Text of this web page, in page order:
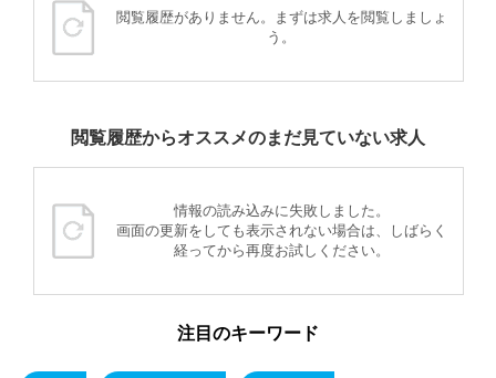
閲覧履歴がありません。まずは求人を閲覧しましょ
う。
閲覧履歴からオススメのまだ見ていない求人
情報の読み込みに失敗しました。
画面の更新をしても表示されない場合は、しばらく
経ってから再度お試しください。
注目のキーワード